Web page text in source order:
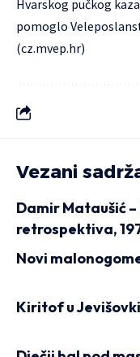
Hvarskog pučkog
pomoglo
(cz.mvep.hr)
Vezani
Damir Mataušić
retrospektiva,
Novi
Kiritof u Jevišovki